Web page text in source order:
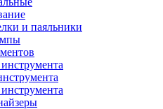
и паяльники